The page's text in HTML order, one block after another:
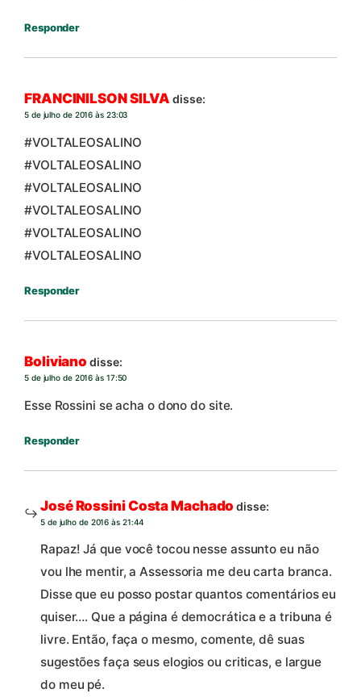
Responder
FRANCINILSON SILVA disse:
5 de julho de 2016 às 23:03
#VOLTALEOSALINO
#VOLTALEOSALINO
#VOLTALEOSALINO
#VOLTALEOSALINO
#VOLTALEOSALINO
#VOLTALEOSALINO
Responder
Boliviano disse:
5 de julho de 2016 às 17:50
Esse Rossini se acha o dono do site.
Responder
José Rossini Costa Machado disse:
5 de julho de 2016 às 21:44
Rapaz! Já que você tocou nesse assunto eu não
vou lhe mentir, a Assessoria me deu carta branca.
Disse que eu posso postar quantos comentários eu
quiser…. Que a página é democrática e a tribuna é
livre. Então, faça o mesmo, comente, dê suas
sugestões faça seus elogios ou criticas, e largue
do meu pé.